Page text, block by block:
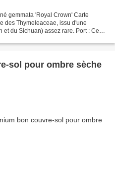
gemmata 'Royal Crown' Carte
des Thymeleaceae, issu d'une
du Sichuan) assez rare. Port : Ce
sol pour ombre sèche